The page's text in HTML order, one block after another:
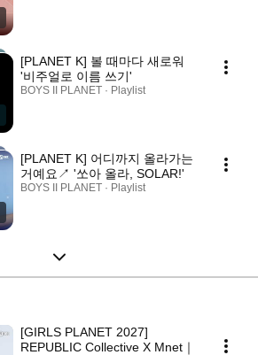
[PLANET K] 볼 때마다 새로워
'비주얼로 이름 쓰기'
BOYS II PLANET · Playlist
[PLANET K] 어디까지 올라가는
거예요↗ '쏘아 올라, SOLAR!'
BOYS II PLANET · Playlist
[GIRLS PLANET 2027]
REPUBLIC Collective X Mnet｜